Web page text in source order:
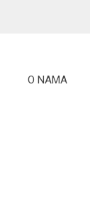
O NAMA